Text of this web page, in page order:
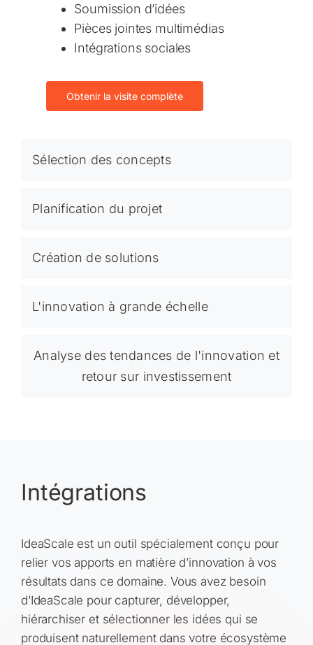
Soumission d’idées
Pièces jointes multimédias
Intégrations sociales
Obtenir la visite complète
Sélection des concepts
Planification du projet
Création de solutions
L'innovation à grande échelle
Analyse des tendances de l'innovation et
retour sur investissement
Intégrations
IdeaScale est un outil spécialement conçu pour
relier vos apports en matière d’innovation à vos
résultats dans ce domaine. Vous avez besoin
d’IdeaScale pour capturer, développer,
hiérarchiser et sélectionner les idées qui se
produisent naturellement dans votre écosystème